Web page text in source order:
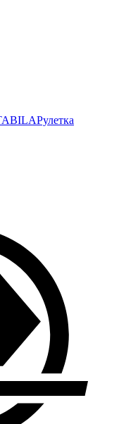
Рулетка